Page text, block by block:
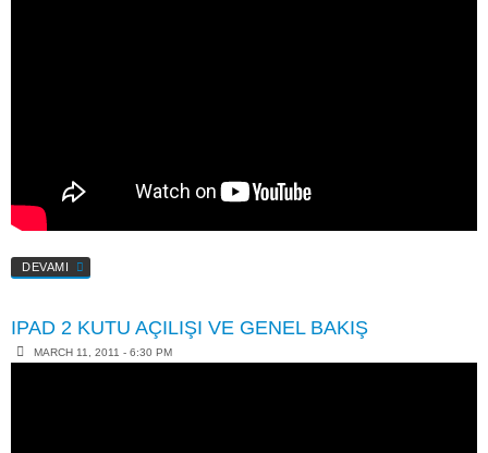
DEVAMI
IPAD 2 KUTU AÇILIŞI VE GENEL BAKIŞ
MARCH 11, 2011 - 6:30 PM